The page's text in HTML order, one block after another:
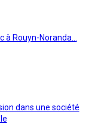
à Rouyn-Noranda…
dans une société